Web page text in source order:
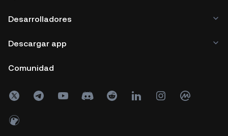
Desarrolladores
Descargar app
Comunidad